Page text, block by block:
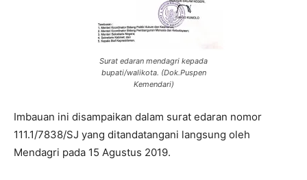
Surat edaran mendagri kepada
bupati/walikota. (Dok.Puspen
Kemendari)
Imbauan ini disampaikan dalam surat edaran nomor
111.1/7838/SJ yang ditandatangani langsung oleh
Mendagri pada 15 Agustus 2019.